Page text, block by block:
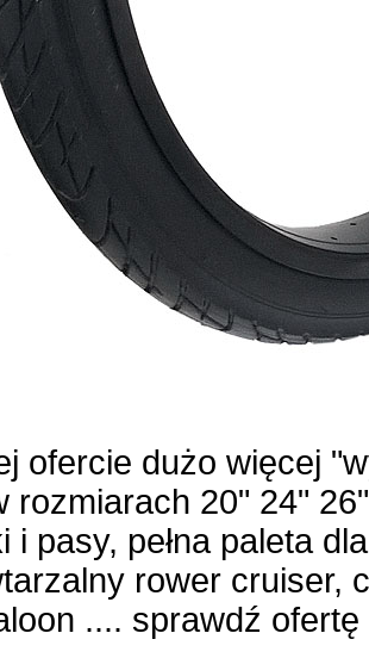
ofercie dużo więcej
rozmiarach 20" 24"
i pasy, pełna paleta
rower cruiser,
.... sprawdź